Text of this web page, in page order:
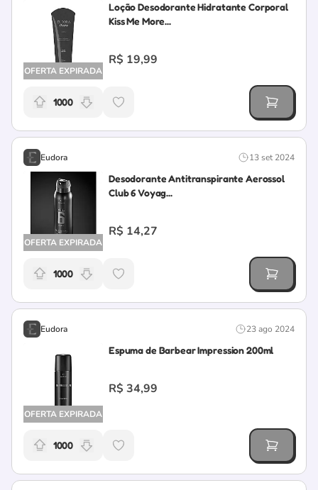
OFERTA EXPIRADA
Loção Desodorante Hidratante Corporal
Kiss Me More...
R$ 19,99
Relevância da oferta: 1000 pontos
1000
13 set 2024
Eudora
OFERTA EXPIRADA
Desodorante Antitranspirante Aerossol
Club 6 Voyag...
R$ 14,27
Relevância da oferta: 1000 pontos
1000
23 ago 2024
Eudora
OFERTA EXPIRADA
Espuma de Barbear Impression 200ml
R$ 34,99
Relevância da oferta: 1000 pontos
1000